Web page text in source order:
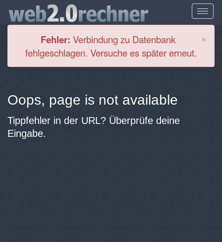
×
Fehler: Verbindung zu Datenbank
fehlgeschlagen. Versuche es später erneut.
Oops, page is not available
Tippfehler in der URL? Überprüfe deine
Eingabe.